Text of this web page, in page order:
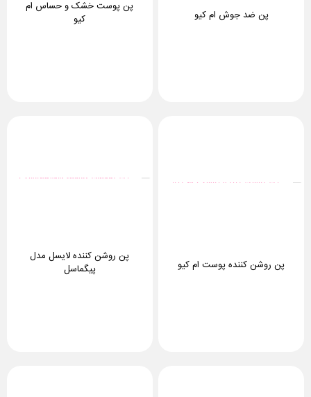
پن ضد جوش ام کیو
پن پوست خشک و حساس ام
کیو
پن روشن کننده پوست ام کیو
پن روشن کننده لایسل مدل
پیگماسل